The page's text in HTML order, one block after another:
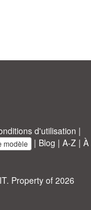
d'utilisation |
modèle | Blog | A-Z| À
. Property of 2026